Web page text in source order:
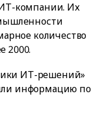
компании. Их
количество
2000.
ИТ-решений»
информацию по